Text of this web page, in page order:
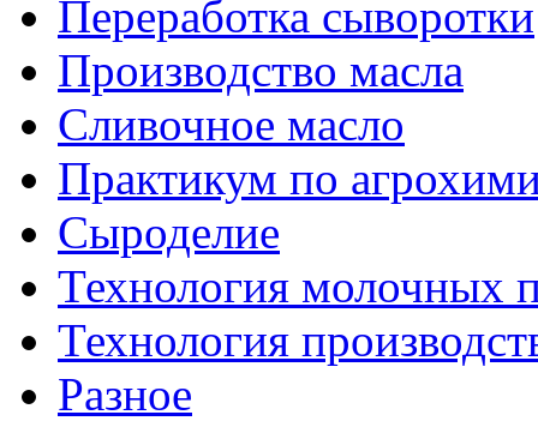
Переработка сыворотки
Производство масла
Сливочное масло
Практикум по
Сыроделие
Технология молочных
Технология
Разное